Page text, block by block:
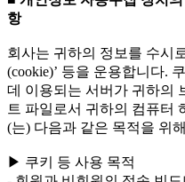
항
회사는 귀하의 정보를 수시
(cookie)’ 등을 운용합니다.
데 이용되는 서버가 귀하의
트 파일로서 귀하의 컴퓨터
(는) 다음과 같은 목적을 위
▶ 쿠키 등 사용 목적